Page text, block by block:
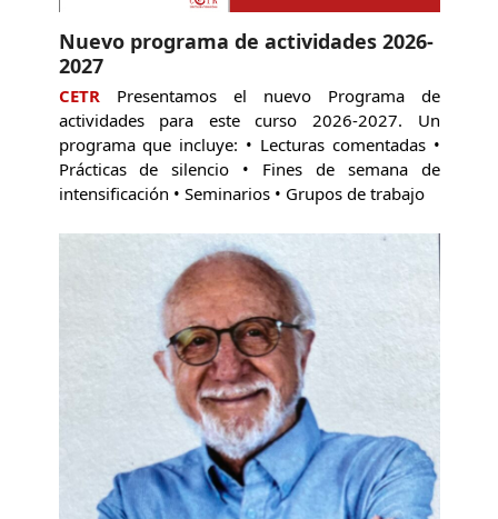
Nuevo programa de actividades 2026-
2027
CETRPresentamos el nuevo Programa de
actividades para este curso 2026-2027. Un
programa que incluye: • Lecturas comentadas •
Prácticas de silencio • Fines de semana de
intensificación • Seminarios • Grupos de trabajo